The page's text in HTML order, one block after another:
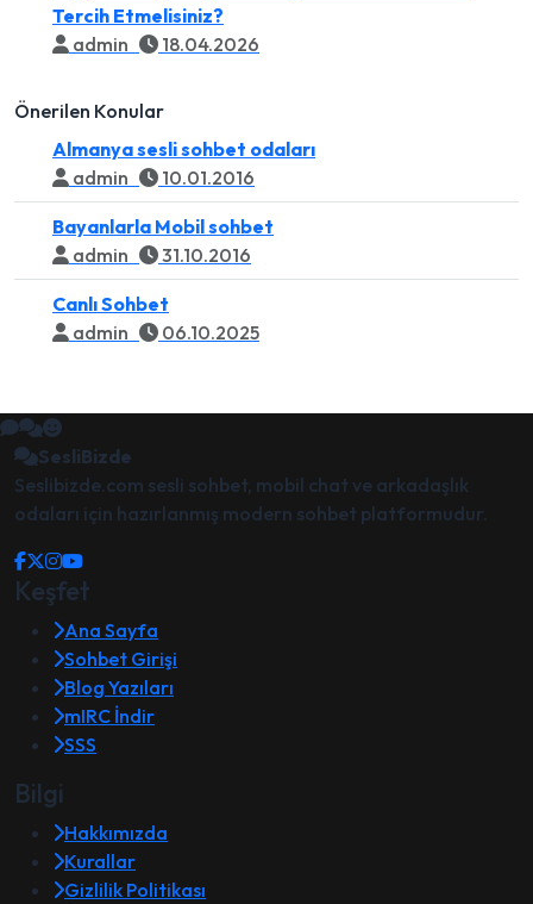
Tercih Etmelisiniz?
admin
18.04.2026
Önerilen Konular
Almanya sesli sohbet odaları
admin
10.01.2016
Bayanlarla Mobil sohbet
admin
31.10.2016
Canlı Sohbet
admin
06.10.2025
SesliBizde
Seslibizde.com sesli sohbet, mobil chat ve arkadaşlık
odaları için hazırlanmış modern sohbet platformudur.
Keşfet
Ana Sayfa
Sohbet Girişi
Blog Yazıları
mIRC İndir
SSS
Bilgi
Hakkımızda
Kurallar
Gizlilik Politikası